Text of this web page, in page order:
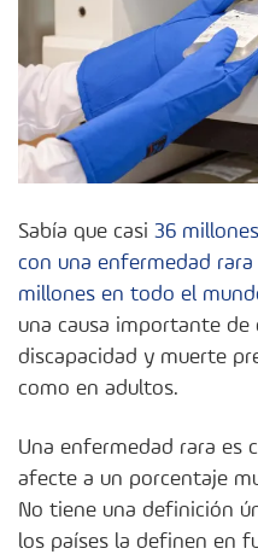
Sabía que casi 36
con una enfermedad rara
millones en todo el
una causa importante de
discapacidad y muerte
como en adultos.
Una enfermedad rara es
afecte a un porcentaje
No tiene una definición
los países la definen en